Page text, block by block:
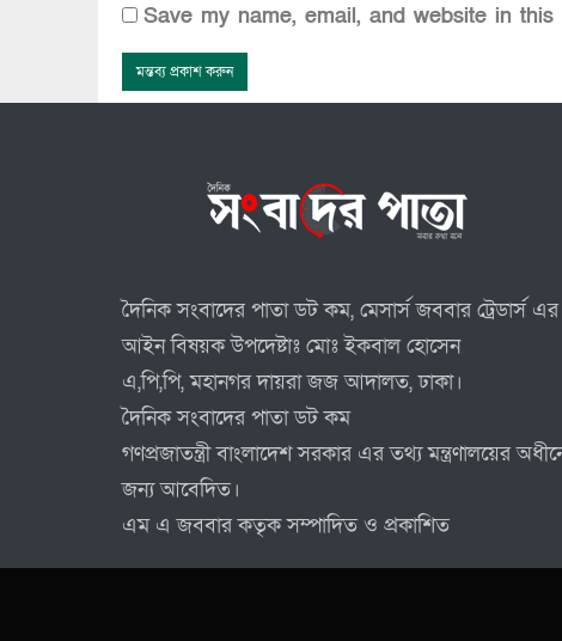
Save my name, email, and website in
দৈনিক সংবাদের পাতা ডট কম, মেসার্স জববার ট্রেডার্স এর
আইন বিষয়ক উপদেষ্টাঃ মোঃ ইকবাল হোসেন
এ,পি,পি, মহানগর দায়রা জজ আদালত, ঢাকা।
দৈনিক সংবাদের পাতা ডট কম
গণপ্রজাতন্ত্রী বাংলাদেশ সরকার এর তথ্য মন্ত্রণালয়ের
জন্য আবেদিত।
এম এ জববার কতৃক সম্পাদিত ও প্রকাশিত